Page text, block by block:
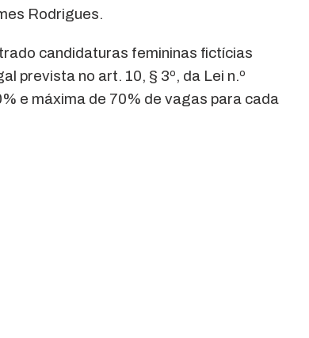
Rodrigues.
candidaturas femininas fictícias
prevista no art. 10, § 3º, da Lei n.º
e máxima de 70% de vagas para cada